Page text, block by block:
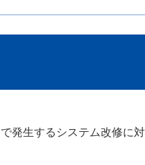
発生するシステム改修に